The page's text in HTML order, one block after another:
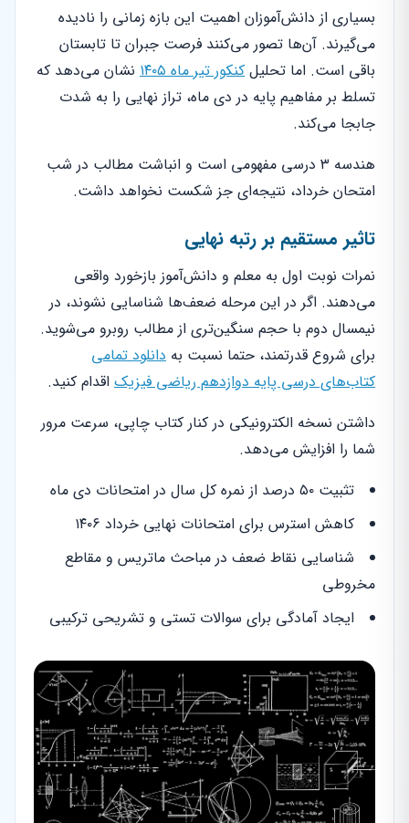
بسیاری از دانش‌آموزان اهمیت این بازه زمانی را نادیده
می‌گیرند. آن‌ها تصور می‌کنند فرصت جبران تا تابستان
باقی است. اما تحلیل کنکور تیر ماه ۱۴۰۵
نشان می‌دهد که
تسلط بر مفاهیم پایه در دی ماه، تراز نهایی را به شدت
جابجا می‌کند.
هندسه ۳ درسی مفهومی است و انباشت مطالب در شب
امتحان خرداد، نتیجه‌ای جز شکست نخواهد داشت.
تاثیر مستقیم بر رتبه نهایی
نمرات نوبت اول به معلم و دانش‌آموز بازخورد واقعی
می‌دهند. اگر در این مرحله ضعف‌ها شناسایی نشوند، در
نیمسال دوم با حجم سنگین‌تری از مطالب روبرو می‌شوید.
برای شروع قدرتمند، حتما نسبت به دانلود تمامی
کتاب‌های درسی پایه دوازدهم ریاضی فیزیک اقدام کنید.
داشتن نسخه الکترونیکی در کنار کتاب چاپی، سرعت مرور
شما را افزایش می‌دهد.
تثبیت ۵۰ درصد از نمره کل سال در امتحانات دی ماه
کاهش استرس برای امتحانات نهایی خرداد ۱۴۰۶
شناسایی نقاط ضعف در مباحث ماتریس و مقاطع
مخروطی
ایجاد آمادگی برای سوالات تستی و تشریحی ترکیبی